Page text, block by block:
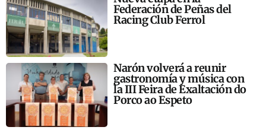
Federación de Peñas del
Racing Club Ferrol
Narón volverá a reunir
gastronomía y música con
la III Feira de Exaltación do
Porco ao Espeto